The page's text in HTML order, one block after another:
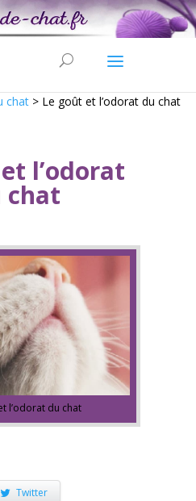
chat > Le goût et l’odorat du chat
l’odorat
chat
l’odorat du chat
Twitter